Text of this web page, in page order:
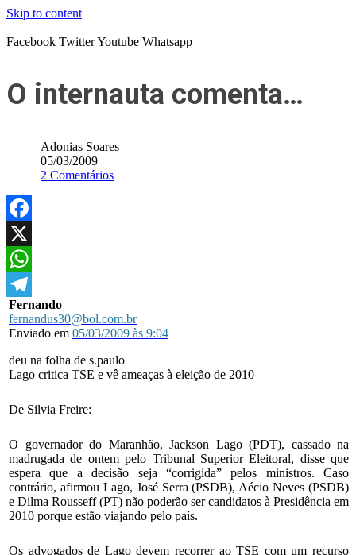
Skip to content
Facebook TwitterYoutube Whatsapp
O internauta comenta…
Adonias Soares
05/03/2009
2 Comentários
Facebook
X
WhatsApp
Telegram
Fernando
fernandus30@bol.com.br
Enviado em 05/03/2009 às 9:04
deu na folha de s.paulo
Lago critica TSE e vê ameaças à eleição de 2010
De Silvia Freire:
O governador do Maranhão, Jackson Lago (PDT), cassado na
madrugada de ontem pelo Tribunal Superior Eleitoral, disse que
espera que a decisão seja “corrigida” pelos ministros. Caso
contrário, afirmou Lago, José Serra (PSDB), Aécio Neves (PSDB)
e Dilma Rousseff (PT) não poderão ser candidatos à Presidência em
2010 porque estão viajando pelo país.
Os advogados de Lago devem recorrer ao TSE com um recurso